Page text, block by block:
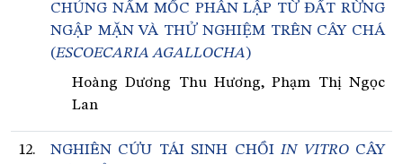
CHỦNG NẤM MỐC PHÂN LẬP TỪ ĐẤT RỪNG
NGẬP MẶN VÀ THỬ NGHIỆM TRÊN CÂY CHÁ
(ESCOECARIA AGALLOCHA)
Hoàng Dương Thu Hương, Phạm Thị Ngọc
Lan
12. NGHIÊN CỨU TÁI SINH CHỒIIN VITROCÂY